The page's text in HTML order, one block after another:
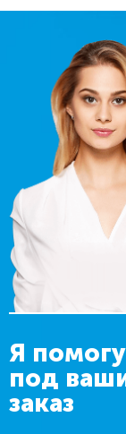
Я
под
заказ